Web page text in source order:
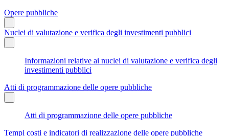
Opere pubbliche
Nuclei di valutazione e verifica degli investimenti pubblici
Informazioni relative ai nuclei di valutazione e verifica degli
investimenti pubblici
Atti di programmazione delle opere pubbliche
Atti di programmazione delle opere pubbliche
Tempi costi e indicatori di realizzazione delle opere pubbliche